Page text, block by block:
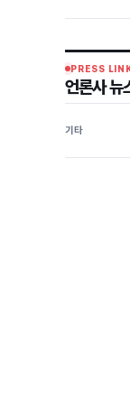
PRESS
언론사 뉴
기타